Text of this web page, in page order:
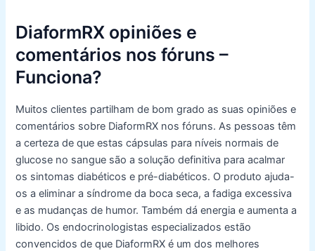
DiaformRX opiniões e
comentários nos fóruns –
Funciona?
Muitos clientes partilham de bom grado as suas opiniões e
comentários sobre DiaformRX nos fóruns. As pessoas têm
a certeza de que estas cápsulas para níveis normais de
glucose no sangue são a solução definitiva para acalmar
os sintomas diabéticos e pré-diabéticos. O produto ajuda-
os a eliminar a síndrome da boca seca, a fadiga excessiva
e as mudanças de humor. Também dá energia e aumenta a
libido. Os endocrinologistas especializados estão
convencidos de que DiaformRX é um dos melhores